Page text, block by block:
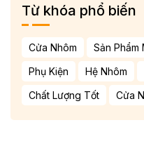
Từ khóa phổ biến
Cửa Nhôm Sản Phẩm
Phụ Kiện
Hệ Nhôm
Chất Lượng Tốt
Cửa